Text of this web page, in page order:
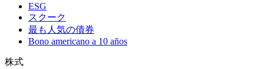
ESG
スクーク
最も人気の債券
Bono americano a 10 años
株式